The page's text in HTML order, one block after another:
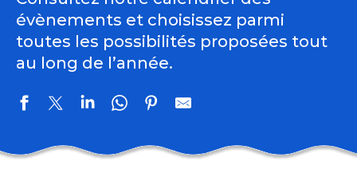
évènements et choisissez parmi
toutes les possibilités proposées tout
au long de l’année.